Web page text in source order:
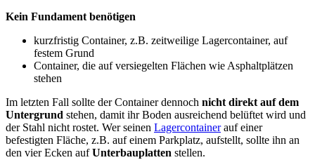
Kein Fundament benötigen
kurzfristig Container, z.B. zeitweilige Lagercontainer, auf
festem Grund
Container, die auf versiegelten Flächen wie Asphaltplätzen
stehen
Im letzten Fall sollte der Container dennoch nicht direkt auf dem
Untergrund stehen, damit ihr Boden ausreichend belüftet wird und
der Stahl nicht rostet. Wer seinen Lagercontainerauf einer
befestigten Fläche, z.B. auf einem Parkplatz, aufstellt, sollte ihn an
den vier Ecken aufUnterbauplatten stellen.